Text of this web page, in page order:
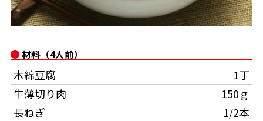
旨さ、別格。だし屋の鍋
汁物レシピ
おいしいレシピを商品から探す
かつお節・だしをもっと知る
かつお節・だしを楽しむ
採用情報
- ジョブリターン制
オンラインショップ
Global
材料（4人前）
木綿豆腐
1丁
牛薄切り肉
150ｇ
長ねぎ
1/2本